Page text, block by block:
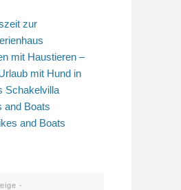
zur
mit Haustieren –
mit Hund in
Schakelvilla
and Boats
and Boats
-